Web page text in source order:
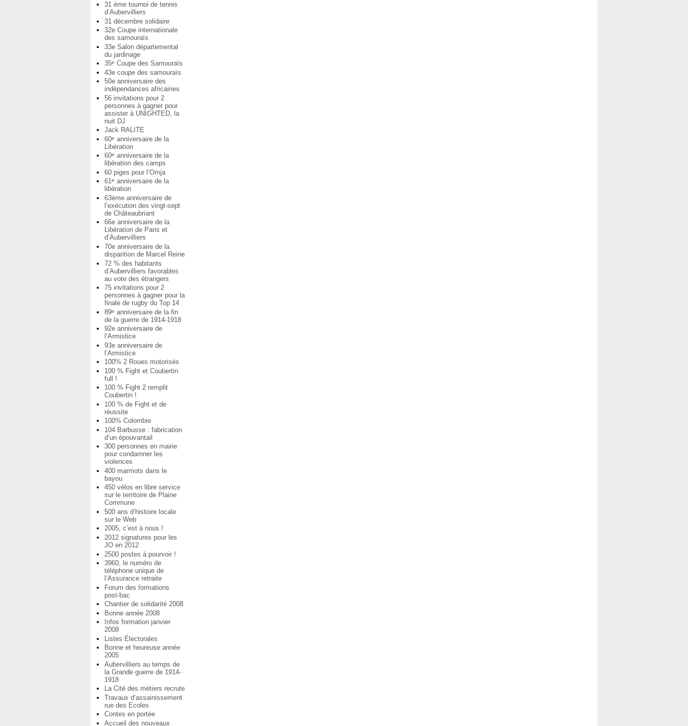
31 ème tournoi de tennis
d’Aubervilliers
31 décembre solidaire
32e Coupe internationale
des samouraïs
33e Salon départemental
du jardinage
35e Coupe des Samouraïs
43e coupe des samouraïs
50e anniversaire des
indépendances africaines
56 invitations pour 2
personnes à gagner pour
assister à UNIGHTED, la
nuit DJ
Jack RALITE
60e anniversaire de la
Libération
60e anniversaire de la
libération des camps
60 piges pour l’Omja
61e anniversaire de la
libération
63ème anniversaire de
l’exécution des vingt-sept
de Châteaubriant
66e anniversaire de la
Libération de Paris et
d’Aubervilliers
70e anniversaire de la
disparition de Marcel Reine
72 % des habitants
d’Aubervilliers favorables
au vote des étrangers
75 invitations pour 2
personnes à gagner pour la
finale de rugby du Top 14
89e anniversaire de la fin
de la guerre de 1914-1918
92e anniversaire de
l’Armistice
93e anniversaire de
l’Armistice
100% 2 Roues motorisés
100 % Fight et Coubertin
full !
100 % Fight 2 remplit
Coubertin !
100 % de Fight et de
réussite
100% Colombie
104 Barbusse : fabrication
d’un épouvantail
300 personnes en mairie
pour condamner les
violences
400 marmots dans le
bayou
450 vélos en libre service
sur le territoire de Plaine
Commune
500 ans d’histoire locale
sur le Web
2005, c’est à nous !
2012 signatures pour les
JO en 2012
2500 postes à pourvoir !
3960, le numéro de
téléphone unique de
l’Assurance retraite
Forum des formations
post-bac
Chantier de solidarité 2008
Bonne année 2008
Infos formation janvier
2008
Listes Électorales
Bonne et heureuse année
2005
Aubervilliers au temps de
la Grande guerre de 1914-
1918
La Cité des métiers recrute
Travaux d’assainissement
rue des Ecoles
Contes en portée
Accueil des nouveaux